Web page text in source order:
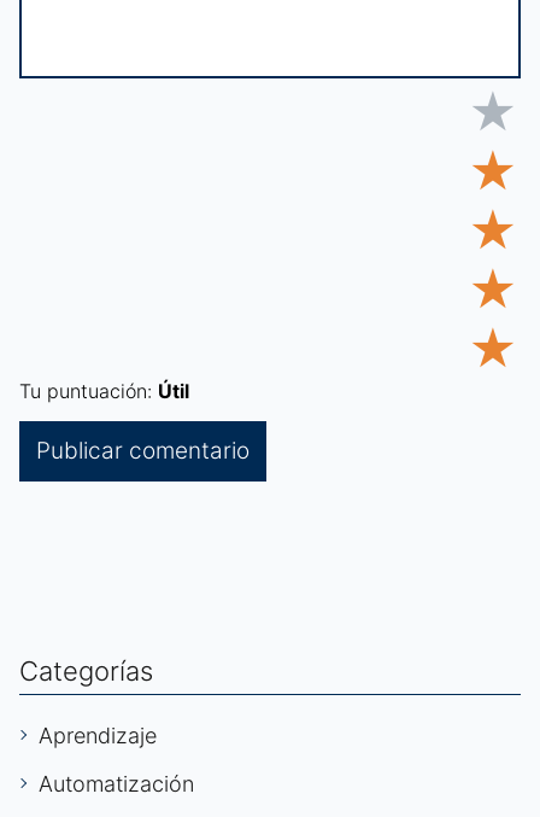
★
★
★
★
★
Tu puntuación: Útil
Categorías
Aprendizaje
Automatización